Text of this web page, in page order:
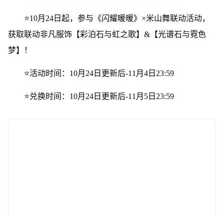
⭐10月24日起，参与《闪耀暖暖》×米山舞联动活动，
获取联动非凡服饰【彩泊石与虹之歌】&【光谱石与霓色
梦】！
⭐活动时间：10月24日更新后-11月4日23:59
⭐兑换时间：10月24日更新后-11月5日23:59